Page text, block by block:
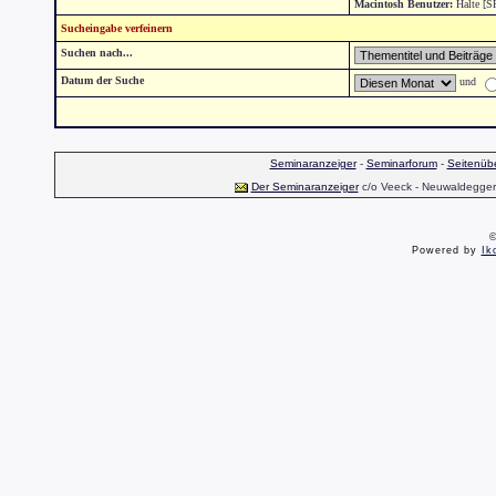
Macintosh Benutzer: Halte
Sucheingabe verfeinern
Suchen nach...
Datum der Suche und
Seminaranzeiger- Seminarforum-
Der Seminaranzeigerc/o Veeck -
Powered by